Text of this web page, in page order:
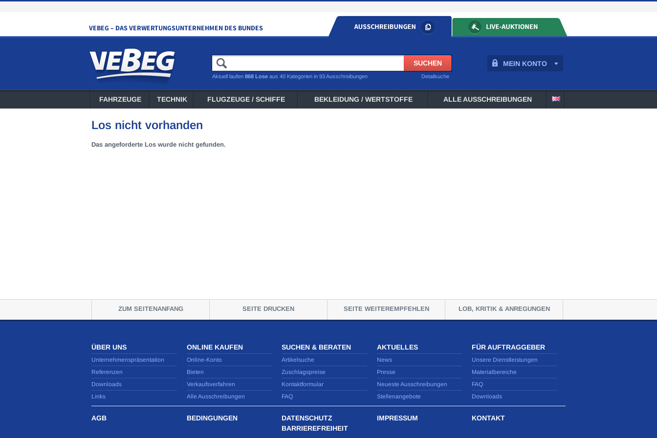
MEIN KONTO
Detailsuche
Aktuell laufen 868 Lose aus 40 Kategorien in 93 Ausschreibungen
FAHRZEUGE TECHNIK FLUGZEUGE / SCHIFFE BEKLEIDUNG / WERTSTOFFE ALLE AUSSCHREIBUNGEN
Los nicht vorhanden
Das angeforderte Los wurde nicht gefunden.
ZUM SEITENANFANG SEITE DRUCKEN SEITE WEITEREMPFEHLEN LOB, KRITIK & ANREGUNGEN
ÜBER UNS
Unternehmenspräsentation
Referenzen
Downloads
Links
ONLINE KAUFEN
Online-Konto
Bieten
Verkaufsverfahren
Alle Ausschreibungen
SUCHEN & BERATEN
Artikelsuche
Zuschlagspreise
Kontaktformular
FAQ
AKTUELLES
News
Presse
Neueste Ausschreibungen
Stellenangebote
FÜR AUFTRAGGEBER
Unsere Dienstleistungen
Materialbereiche
FAQ
Downloads
AGB BEDINGUNGEN
DATENSCHUTZ
BARRIEREFREIHEIT
IMPRESSUM KONTAKT